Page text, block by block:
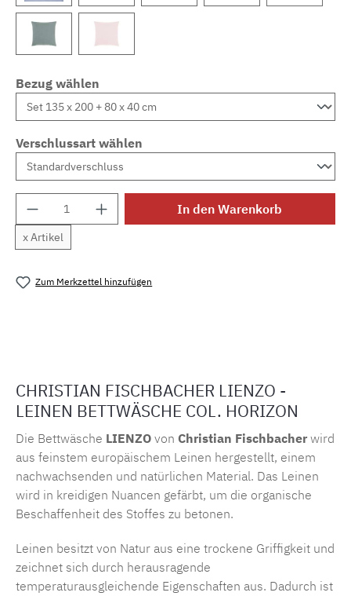
Bezug wählen
Verschlussart wählen
Produkt Anzahl: Gib den gewünschten
x Artikel
In den Warenkorb
Zum Merkzettel hinzufügen
CHRISTIAN FISCHBACHER LIENZO -
LEINEN BETTWÄSCHE COL. HORIZON
Die Bettwäsche LIENZO von Christian Fischbacher wird
aus feinstem europäischem Leinen hergestellt, einem
nachwachsenden und natürlichen Material. Das Leinen
wird in kreidigen Nuancen gefärbt, um die organische
Beschaffenheit des Stoffes zu betonen.
Leinen besitzt von Natur aus eine trockene Griffigkeit und
zeichnet sich durch herausragende
temperaturausgleichende Eigenschaften aus. Dadurch ist